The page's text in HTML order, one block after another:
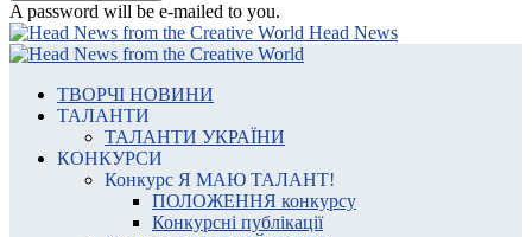
A password will be e-mailed to you.
Head News
ТВОРЧІ НОВИНИ
ТАЛАНТИ
ТАЛАНТИ УКРАЇНИ
КОНКУРСИ
Конкурс Я МАЮ ТАЛАНТ!
ПОЛОЖЕННЯ конкурсу
Конкурсні публікації